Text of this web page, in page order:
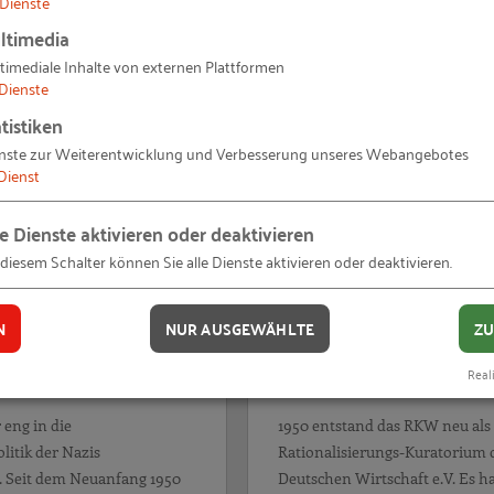
unterm
eng in die
der Nazis
dem Neuanfang 1950
Neuanfang und
1950 entstand das RKW neu als
Rationalisierungs-Kuratorium
Deutschen Wirtschaft e.V. Es
Inhalte von externen Plattformen
Dienste
zur Weiterentwicklung und Verbesserung unseres Webangebotes
Dienste aktivieren oder deaktivieren
Schalter können Sie alle Dienste aktivieren oder deaktivieren.
NUR AUSGEWÄHLTE